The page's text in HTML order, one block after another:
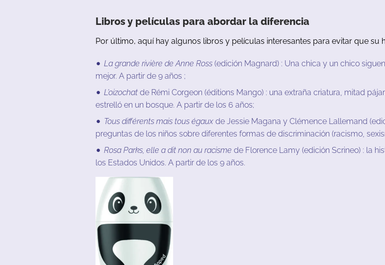
Librosy películas para abordar la diferencia
Por último, aquí hay algunos libros y películas interesantes para evitar que su
La grande rivière de Anne Ross (edición Magnard) : Una chica y un chico siguen
mejor. A partir de 9 años ;
L’oizochat de Rémi Corgeon (éditions Mango) : una extraña criatura, mitad
estrelló en un bosque. A partir de los 6 años;
Tous différents mais tous égaux de Jessie Magana y Clémence Lallemand
preguntas de los niños sobre diferentes formas de discriminación (racismo,
Rosa Parks, elle a dit non au racisme de Florence Lamy (edición Scrineo) : la
los Estados Unidos. A partir de los 9 años.